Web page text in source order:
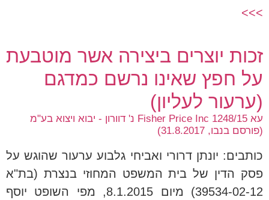
>>>
זכות יוצרים ביצירה אשר מוטבעת
על חפץ שאינו נרשם כמדגם
(ערעור לעליון)
עא 1248/15 Fisher Price Inc נ' דוורון - יבוא ויצוא בע"מ
(פורסם בנבו, 31.8.2017)
כותבים: יונתן דרורי ואביחי גלבוע ערעור שהוגש על
פסק הדין של בית המשפט המחוזי בנצרת (בת"א
39534-02-12) מיום 8.1.2015, מפי השופט יוסף